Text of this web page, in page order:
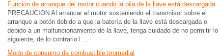
Función de arranque del motor cuando la pila de la llave está descargada
PRECAUCION Al arrancar el motor sosteniendo el transmisor sobre el
arranque a botón debido a que la batería de la llave está descargada o
debido a un malfuncionamiento de la llave, tenga cuidado de no permitir lo
siguiente, de lo contrario l ...
Modo de consumo de combustible promedial